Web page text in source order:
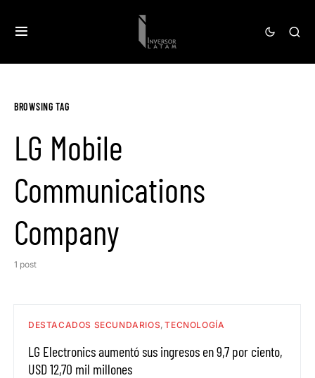
BROWSING TAG
LG Mobile
Communications
Company
1 post
DESTACADOS SECUNDARIOS TECNOLOGÍA
LG Electronics aumentó sus ingresos en 9,7 por ciento,
USD 12,70 mil millones